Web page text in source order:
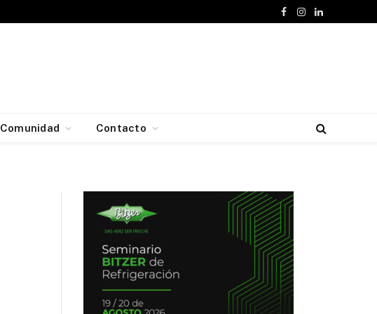
Facebook
Instagram
LinkedIn
Comunidad Contacto